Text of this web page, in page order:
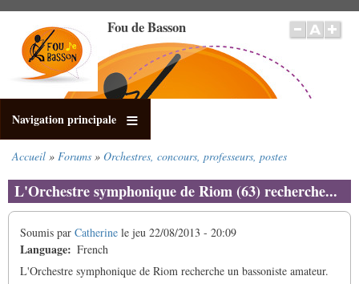
contenu
principal
Fou de Basson
Navigation principale
d'Ariane
Accueil Forums Orchestres, concours, professeurs, postes
L'Orchestre symphonique de Riom (63) recherche...
Soumis par Catherine le jeu 22/08/2013 - 20:09
Language
French
L'Orchestre symphonique de Riom recherche un bassoniste amateur.